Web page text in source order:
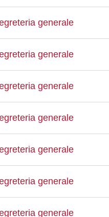
generale
generale
generale
generale
generale
generale
generale